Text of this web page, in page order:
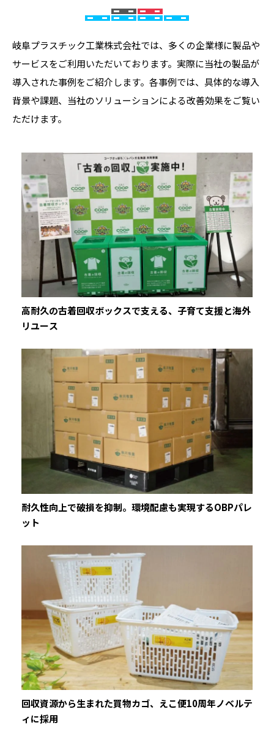
岐阜プラスチック工業株式会社では、多くの企業様に製品や
サービスをご利用いただいております。実際に当社の製品が
導入された事例をご紹介します。各事例では、具体的な導入
背景や課題、当社のソリューションによる改善効果をご覧い
ただけます。
高耐久の古着回収ボックスで支える、子育て支援と海外
リユース
耐久性向上で破損を抑制。環境配慮も実現するOBPパレ
ット
回収資源から生まれた買物カゴ、えこ便10周年ノベルテ
ィに採用